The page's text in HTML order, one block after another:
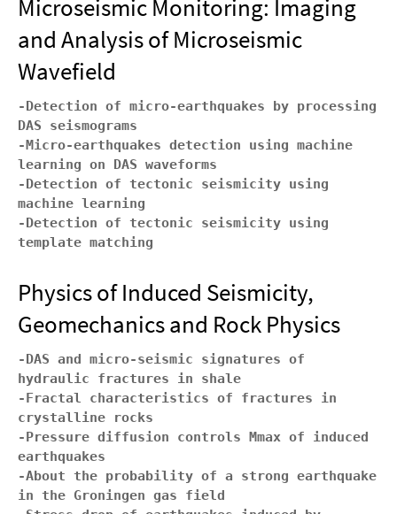
Microseismic Monitoring: Imaging
and Analysis of Microseismic
Wavefield
-Detection of micro-earthquakes by processing
DAS seismograms
-Micro-earthquakes detection using machine
learning on DAS waveforms
-Detection of tectonic seismicity using
machine learning
-Detection of tectonic seismicity using
template matching
Physics of Induced Seismicity,
Geomechanics and Rock Physics
-DAS and micro-seismic signatures of
hydraulic fractures in shale
-Fractal characteristics of fractures in
crystalline rocks
-Pressure diffusion controls Mmax of induced
earthquakes
-About the probability of a strong earthquake
in the Groningen gas field